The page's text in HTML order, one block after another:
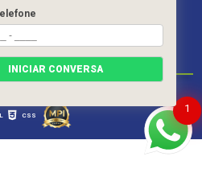
Categorias
Mapa do site
(Lei 9610 de 19/02/1998)
CSS
1
INICIAR CONVERSA